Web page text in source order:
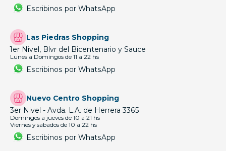
Escribinos por WhatsApp
Las Piedras Shopping
1er Nivel, Blvr del Bicentenario y Sauce
Lunes a Domingos de 11 a 22 hs
Escribinos por WhatsApp
Nuevo Centro Shopping
3er Nivel - Avda. L.A. de Herrera 3365
Domingos a jueves de 10 a 21 hs
Viernes y sabados de 10 a 22 hs
Escribinos por WhatsApp